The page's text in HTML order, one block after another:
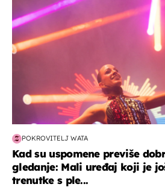
POKROVITELJ WATA
Kad su uspomene previše
gledanje: Mali uređaj koji je
trenutke s ple...